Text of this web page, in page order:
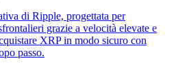
di Ripple, progettata per
grazie a velocità elevate e
XRP in modo sicuro con
passo.